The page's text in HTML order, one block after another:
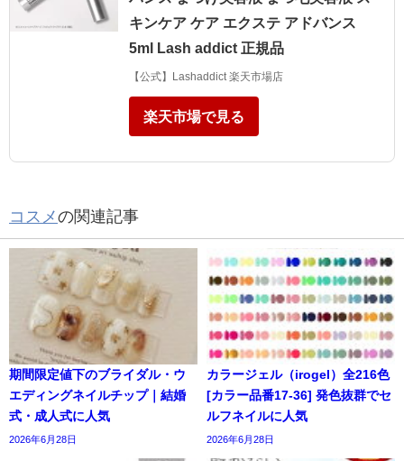
キンケア ケア エクステ アドバンス
5ml Lash addict 正規品
【公式】Lashaddict 楽天市場店
楽天市場で見る
コスメの関連記事
期間限定値下のブライダル・ウ
エディングネイルチップ｜結婚
式・成人式に人気
2026年6月28日
カラージェル（irogel）全216色
[カラー品番17-36] 発色抜群でセ
ルフネイルに人気
2026年6月28日